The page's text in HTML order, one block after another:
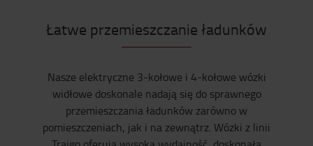
Łatwe przemieszczanie ładunków
Nasze elektryczne 3-kołowe i 4-kołowe wózki
widłowe doskonale nadają się do sprawnego
przemieszczania ładunków zarówno w
pomieszczeniach, jak i na zewnątrz. Wózki z linii